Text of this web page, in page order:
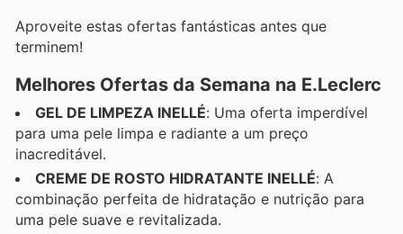
Aproveite estas ofertas fantásticas antes que
terminem!
Melhores Ofertas da Semana na E.Leclerc
GEL DE LIMPEZA INELLÉ: Uma oferta imperdível
para uma pele limpa e radiante a um preço
inacreditável.
CREME DE ROSTO HIDRATANTE INELLÉ: A
combinação perfeita de hidratação e nutrição para
uma pele suave e revitalizada.